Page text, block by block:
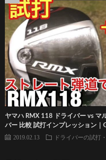
ヤマハ RMX 118 ドライバー vs マ
バー 比較 試打インプレッション｜
2019.02.13 ドライバーの試打